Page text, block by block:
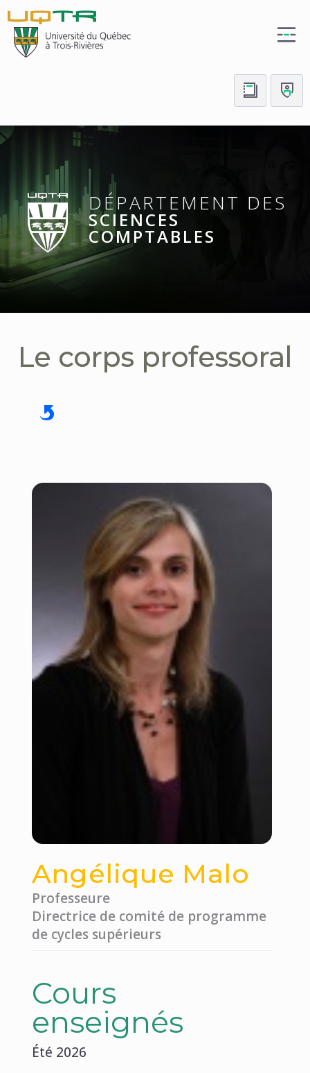
DÉPARTEMENT DES
SCIENCES
COMPTABLES
Le corps professoral
Angélique Malo
Professeure
Directrice de comité de programme
de cycles supérieurs
Cours
enseignés
Été 2026